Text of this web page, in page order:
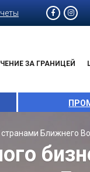
ЗА ГРАНИЦЕЙ
Ближнего